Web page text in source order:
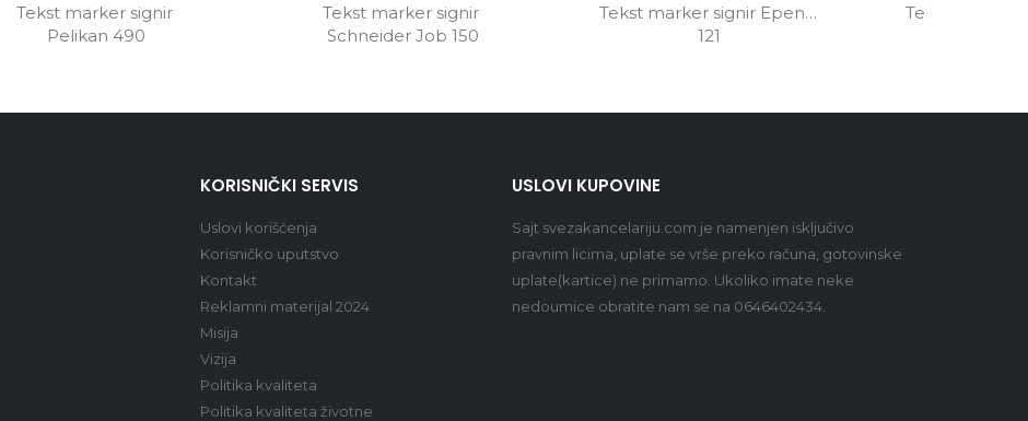
Tekst marker signir
Pelikan 490
Tekst marker signir
Schneider Job 150
Tekst marker signir Epene
121
Tekst marker
KORISNIČKI SERVIS
Uslovi korišćenja
Korisničko uputstvo
Kontakt
Reklamni materijal 2024
Misija
Vizija
Politika kvaliteta
Politika kvaliteta životne
USLOVI KUPOVINE
Sajt svezakancelariju.com je namenjen isključivo
pravnim licima, uplate se vrše preko računa, gotovinske
uplate(kartice) ne primamo. Ukoliko imate neke
nedoumice obratite nam se na 0646402434.